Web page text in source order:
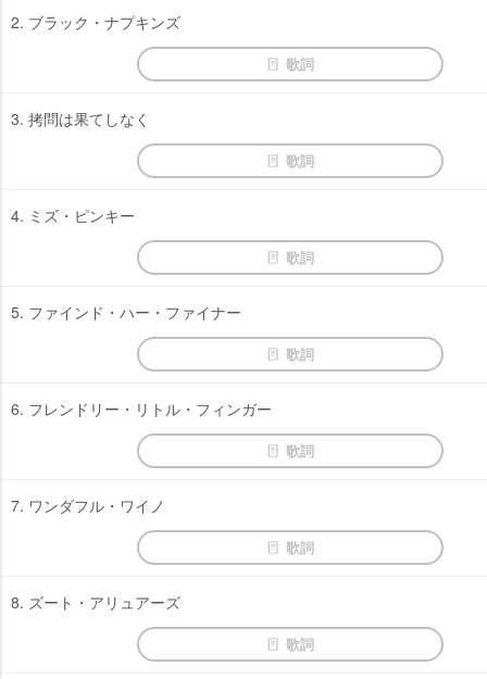
2. ブラック・ナプキンズ
歌詞
3. 拷問は果てしなく
歌詞
4. ミズ・ピンキー
歌詞
5. ファインド・ハー・ファイナー
歌詞
6. フレンドリー・リトル・フィンガー
歌詞
7. ワンダフル・ワイノ
歌詞
8. ズート・アリュアーズ
歌詞